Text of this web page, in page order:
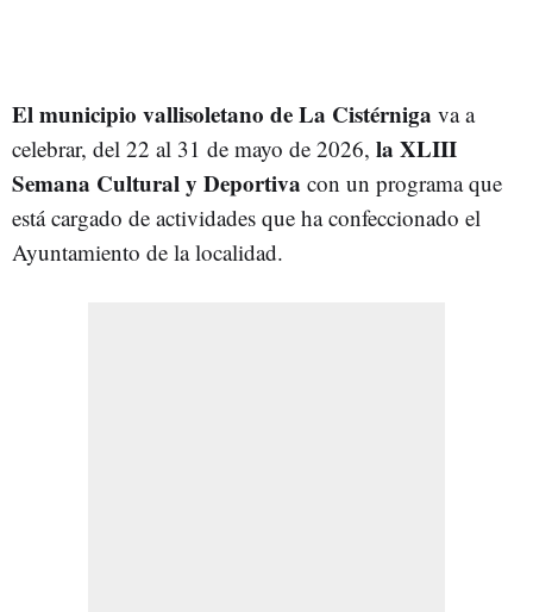
El municipio vallisoletano de La Cistérniga va a
celebrar, del 22 al 31 de mayo de 2026, la XLIII
Semana Cultural y Deportiva con un programa que
está cargado de actividades que ha confeccionado el
Ayuntamiento de la localidad.